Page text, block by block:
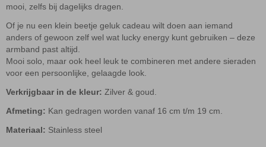
mooi, zelfs bij dagelijks dragen.
Of je nu een klein beetje geluk cadeau wilt doen aan iemand
anders of gewoon zelf wel wat lucky energy kunt gebruiken – deze
armband past altijd.
Mooi solo, maar ook heel leuk te combineren met andere sieraden
voor een persoonlijke, gelaagde look.
Verkrijgbaar in de kleur: Zilver & goud.
Afmeting: Kan gedragen worden vanaf 16 cm t/m 19 cm.
Materiaal: Stainless steel